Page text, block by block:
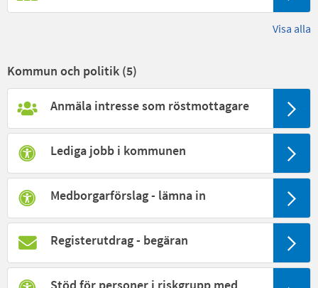
Visa alla
Kommun och politik (5)
Anmäla intresse som röstmottagare
Lediga jobb i kommunen
Medborgarförslag - lämna in
Registerutdrag - begäran